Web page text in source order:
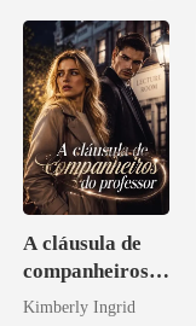
A cláusula de
companheiros
do professor
Kimberly Ingrid